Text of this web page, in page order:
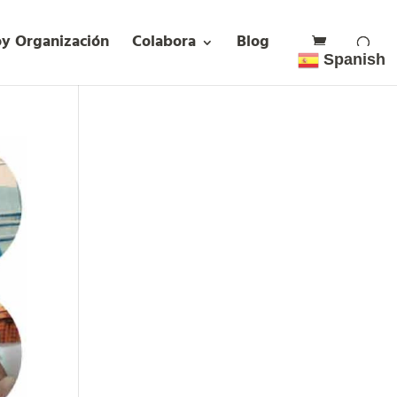
Organización Colabora Blog
Spanish